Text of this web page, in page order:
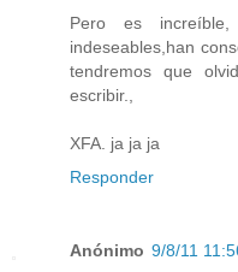
Pero es
indeseables,han
tendremos que
escribir.,
XFA. ja ja ja
Responder
Anónimo 9/8/11